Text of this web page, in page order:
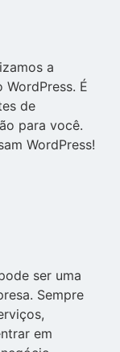
a
É
de
para você.
WordPress!
ser uma
Sempre
em